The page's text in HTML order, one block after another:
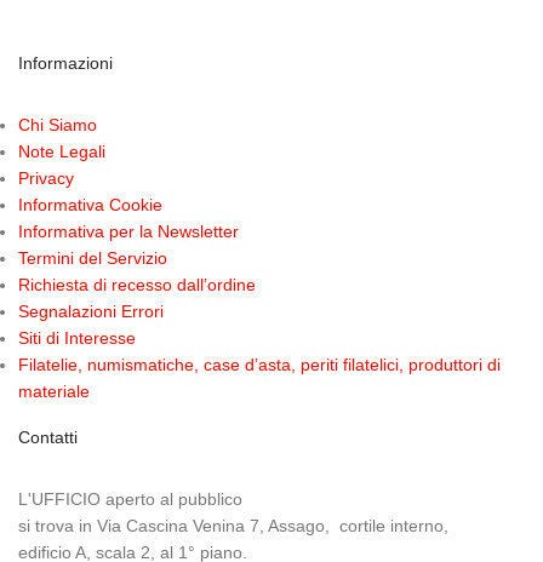
Informazioni
Chi Siamo
Note Legali
Privacy
Informativa Cookie
Informativa per la Newsletter
Termini del Servizio
Richiesta di recesso dall’ordine
Segnalazioni Errori
Siti di Interesse
Filatelie, numismatiche, case d’asta, periti filatelici, produttori di
materiale
Contatti
L'UFFICIO aperto al pubblico
si trova in Via Cascina Venina 7, Assago, cortile interno,
edificio A, scala 2, al 1° piano.